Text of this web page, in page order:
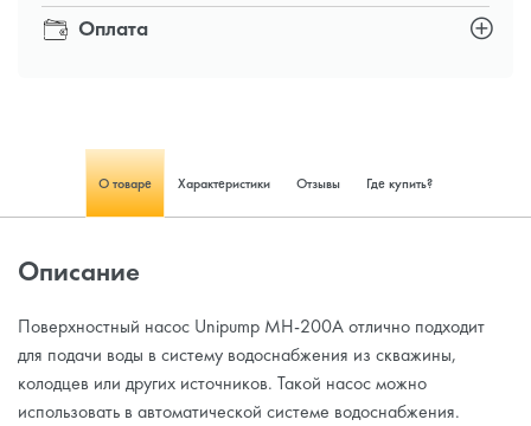
Оплата
О товаре Характеристики Отзывы Где купить?
Описание
Поверхностный насос Unipump MH-200A отлично подходит
для подачи воды в систему водоснабжения из скважины,
колодцев или других источников. Такой насос можно
использовать в автоматической системе водоснабжения.